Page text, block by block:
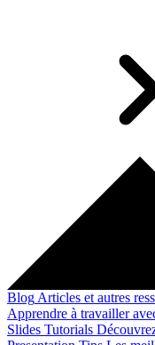
Blog Articles et autres
Apprendre à travailler
Slides Tutorials